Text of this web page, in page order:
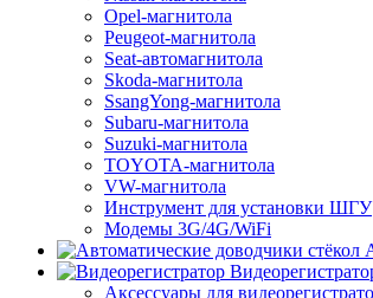
Opel-магнитола
Peugeot-магнитола
Seat-автомагнитола
Skoda-магнитола
SsangYong-магнитола
Subaru-магнитола
Suzuki-магнитола
TOYOTA-магнитола
VW-магнитола
Инструмент для установки ШГУ
Модемы 3G/4G/WiFi
Аксессуары для